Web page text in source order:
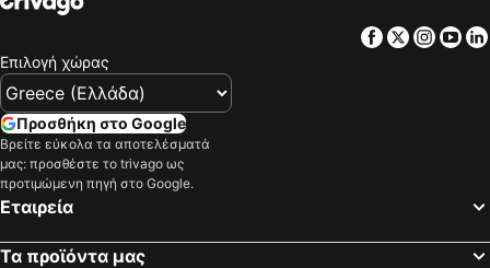
Claregalway, Ιρλανδία Ξενοδοχεία
Ennis, Ιρλανδία Ξενοδοχεία
Βέστπορτ, Ιρλανδία Ξενοδοχεία
Δουβλίνο, Ιρλανδία Ξενοδοχεία
Κορκ, Ιρλανδία Ξενοδοχεία
Donegal Town, Ιρλανδία Ξενοδοχεία
Facebook
Twitter
Επιλογή χώρας
Προσθήκη στο Google
Βρείτε εύκολα τα αποτελέσματά
μας: προσθέστε το trivago ως
προτιμώμενη πηγή στο Google.
Εταιρεία
Τα προϊόντα μας